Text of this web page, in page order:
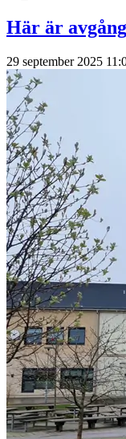
Här är
29 september 2025